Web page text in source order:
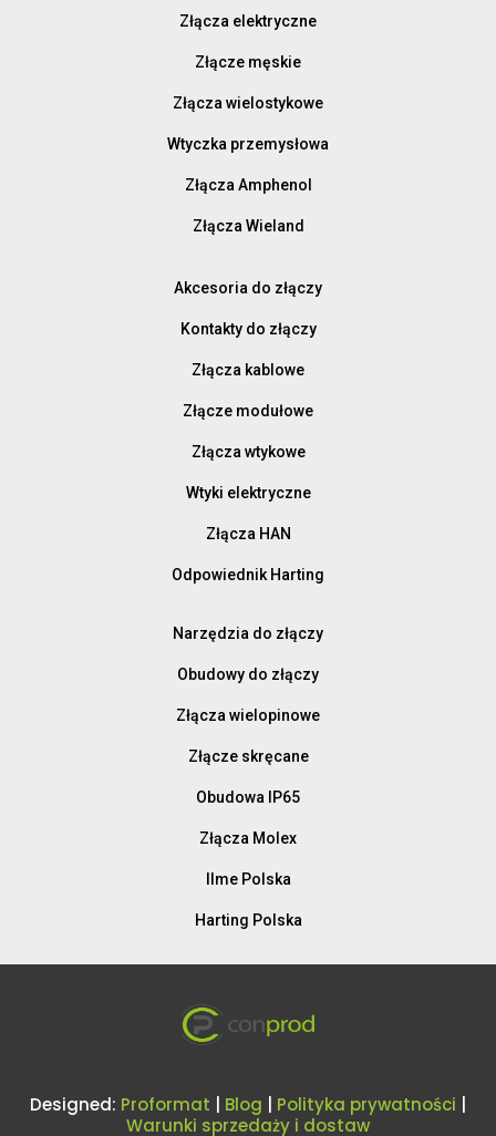
Złącza elektryczne
Złącze męskie
Złącza wielostykowe
Wtyczka przemysłowa
Złącza Amphenol
Złącza Wieland
Akcesoria do złączy
Kontakty do złączy
Złącza kablowe
Złącze modułowe
Złącza wtykowe
Wtyki elektryczne
Złącza HAN
Odpowiednik Harting
Narzędzia do złączy
Obudowy do złączy
Złącza wielopinowe
Złącze skręcane
Obudowa IP65
Złącza Molex
Ilme Polska
Harting Polska
Designed: Proformat Blog Polityka prywatności
Warunki sprzedaży i dostaw